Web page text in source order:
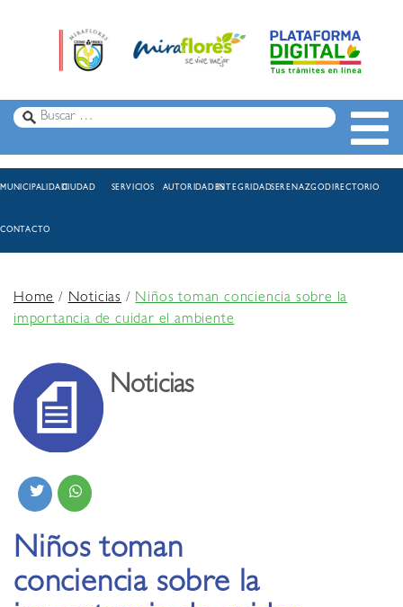
MUNICIPALIDADCIUDAD SERVICIOS AUTORIDADESINTEGRIDADSERENAZGODIRECTORIO
CONTACTO
Home/Noticias /Niños toman conciencia sobre la
importancia de cuidar el ambiente
Noticias
Niños toman
conciencia sobre la